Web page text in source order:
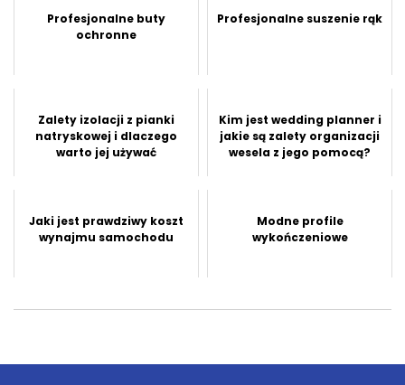
Profesjonalne buty
ochronne
Profesjonalne suszenie rąk
Zalety izolacji z pianki
natryskowej i dlaczego
warto jej używać
Kim jest wedding planner i
jakie są zalety organizacji
wesela z jego pomocą?
Jaki jest prawdziwy koszt
wynajmu samochodu
Modne profile
wykończeniowe